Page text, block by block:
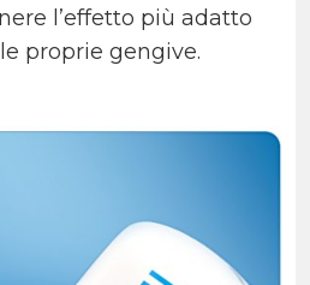
l’effetto più adatto
proprie gengive.